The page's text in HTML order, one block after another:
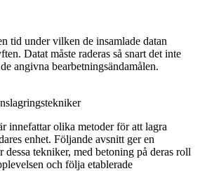
tid under vilken de insamlade datan
Datat måste raderas så snart det inte
angivna bearbetningsändamålen.
innefattar olika metoder för att lagra
enhet. Följande avsnitt ger en
dessa tekniker, med betoning på deras roll
och följa etablerade